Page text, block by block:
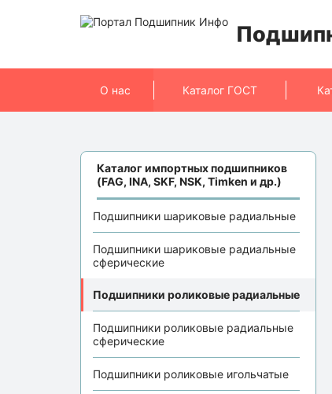
О нас Каталог ГОСТ
Каталог импортных подшипников
(FAG, INA, SKF, NSK, Timken и др.)
Подшипники шариковые радиальные
Подшипники шариковые радиальные
сферические
Подшипники роликовые радиальные
Подшипники роликовые радиальные
сферические
Подшипники роликовые игольчатые